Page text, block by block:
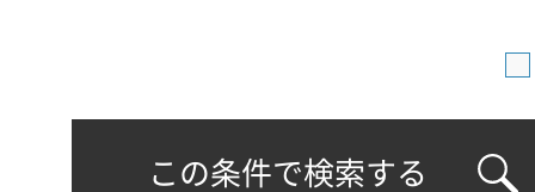
この条件で検索する